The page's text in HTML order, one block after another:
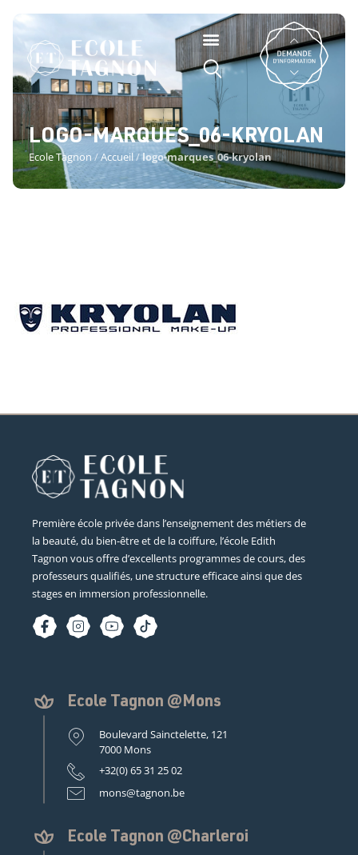
LOGO-MARQUES_06-KRYOLAN
Ecole Tagnon /Accueil/logo-marques_06-kryolan
Première école privée dans l’enseignement des métiers de
la beauté, du bien-être et de la coiffure, l’école Edith
Tagnon vous offre d’excellents programmes de cours, des
professeurs qualifiés, une structure efficace ainsi que des
stages en immersion professionnelle.
Ecole Tagnon @Mons
Boulevard Sainctelette, 121
7000 Mons
+32(0) 65 31 25 02
mons@tagnon.be
Ecole Tagnon @Charleroi